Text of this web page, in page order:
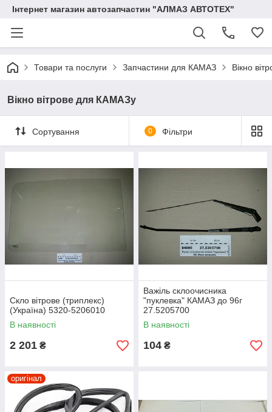
Інтернет магазин автозапчастин "АЛМАЗ АВТОТЕХ"
Товари та послуги Запчастини для КАМАЗ Вікно
Вікно вітрове для КАМАЗу
Сортування 0 Фільтри
Скло вітрове (триплекс)
(Україна) 5320-5206010
В наявності
2 201 ₴
Важіль склоочисника
"пуклевка" КАМАЗ до 96г
27.5205700
В наявності
104 ₴
оригінал